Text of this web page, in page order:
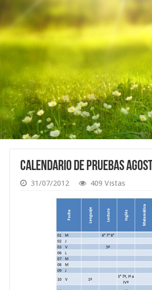
Calendario de Pruebas
31/07/2012 409 Vistas